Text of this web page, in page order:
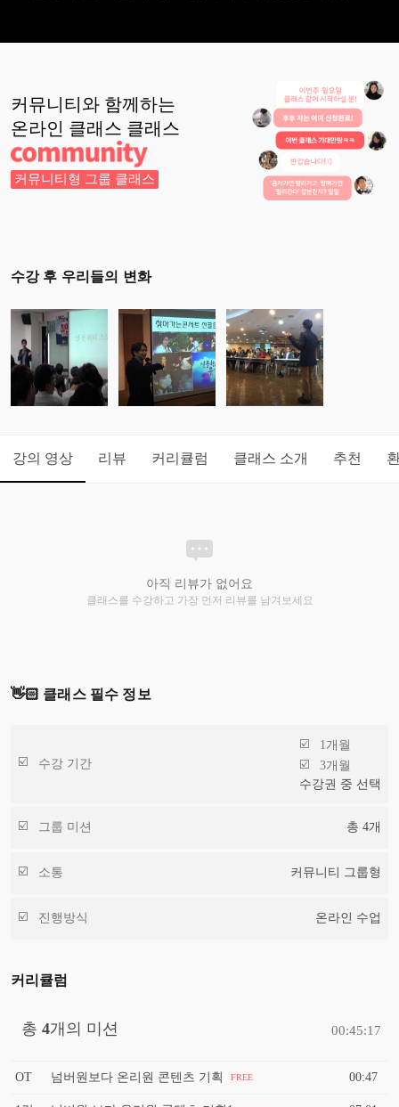
커뮤니티와 함께하는
온라인 클래스 클래스
커뮤니티형 그룹 클래스
수강 후 우리들의 변화
강의 영상 리뷰 커리큘럼 클래스 소개 추천
아직 리뷰가 없어요
클래스를 수강하고 가장 먼저 리뷰를 남겨보세요
👋🏻 클래스 필수 정보
수강 기간
1개월
3개월
수강권 중 선택
그룹 미션 총 4개
소통 커뮤니티 그룹형
진행방식 온라인 수업
커리큘럼
총 4개의 미션 00:45:17
OT 넘버원보다 온리원 콘텐츠 기획 FREE 00:47